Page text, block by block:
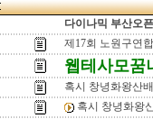
다이나믹 부산오
제17회 노원구연
웹테사모꿈
혹시 창녕화왕산
혹시 창녕화왕